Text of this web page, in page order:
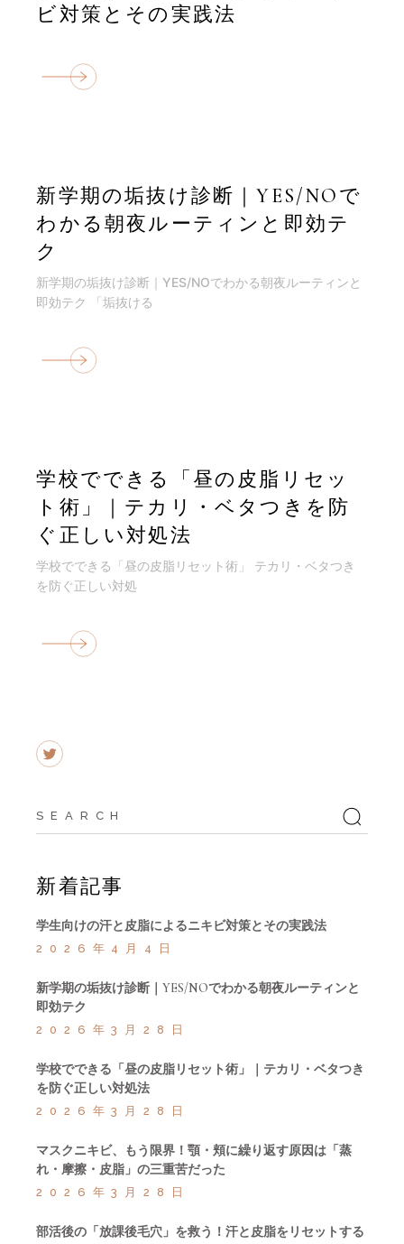
ビ対策とその実践法
新学期の垢抜け診断｜YES/NOで
わかる朝夜ルーティンと即効テ
ク
新学期の垢抜け診断｜YES/NOでわかる朝夜ルーティンと
即効テク 「垢抜ける
学校でできる「昼の皮脂リセッ
ト術」｜テカリ・ベタつきを防
ぐ正しい対処法
学校でできる「昼の皮脂リセット術」 テカリ・ベタつき
を防ぐ正しい対処
Search
for:
新着記事
学生向けの汗と皮脂によるニキビ対策とその実践法
2026年4月4日
新学期の垢抜け診断｜YES/NOでわかる朝夜ルーティンと
即効テク
2026年3月28日
学校でできる「昼の皮脂リセット術」｜テカリ・ベタつき
を防ぐ正しい対処法
2026年3月28日
マスクニキビ、もう限界！顎・頬に繰り返す原因は「蒸
れ・摩擦・皮脂」の三重苦だった
2026年3月28日
部活後の「放課後毛穴」を救う！汗と皮脂をリセットする